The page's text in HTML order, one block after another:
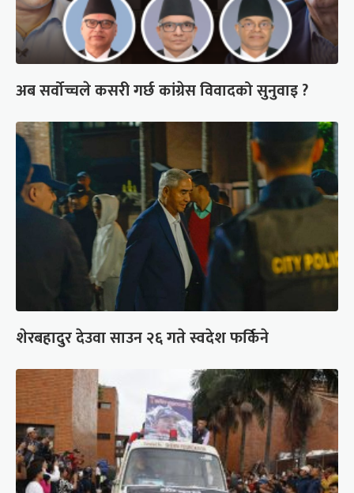
अब सर्वोच्चले कसरी गर्छ कांग्रेस विवादको सुनुवाइ ?
शेरबहादुर देउवा साउन २६ गते स्वदेश फर्किने